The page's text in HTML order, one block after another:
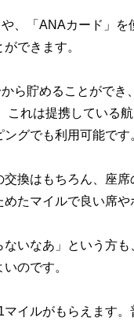
、「ANAカード」
できます。
ら貯めることがで
これは提携している
グでも利用可能です
換はもちろん、座
たマイルで良い席
ないなあ」という方
のです。
イルがもらえます